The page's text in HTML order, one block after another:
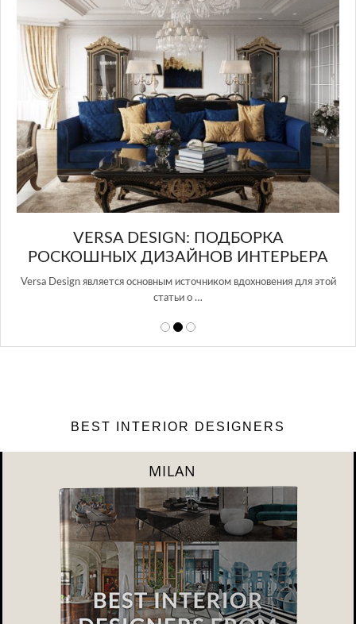
VERSA DESIGN: ПОДБОРКА
РОСКОШНЫХ ДИЗАЙНОВ ИНТЕРЬЕРА
Versa Design является основным источником вдохновения для этой
статьи о …
BEST INTERIOR DESIGNERS
DUBAI